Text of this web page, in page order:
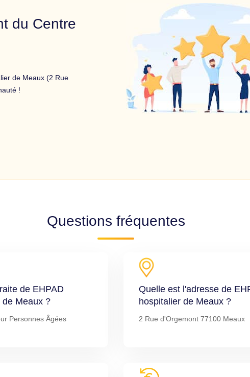
du Centre
de Meaux (2 Rue
!
Questions fréquentes
de EHPAD
de Meaux ?
Personnes Âgées
Quelle est l'adresse de
hospitalier de Meaux ?
2 Rue d'Orgemont 77100 Meaux